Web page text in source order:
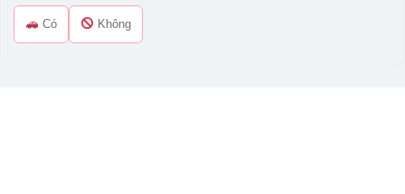
Có Không